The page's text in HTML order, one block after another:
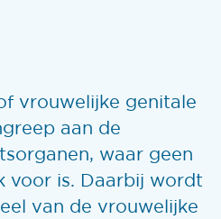
vrouwelijke genitale
aan de
waar geen
voor is. Daarbij wordt
van de vrouwelijke